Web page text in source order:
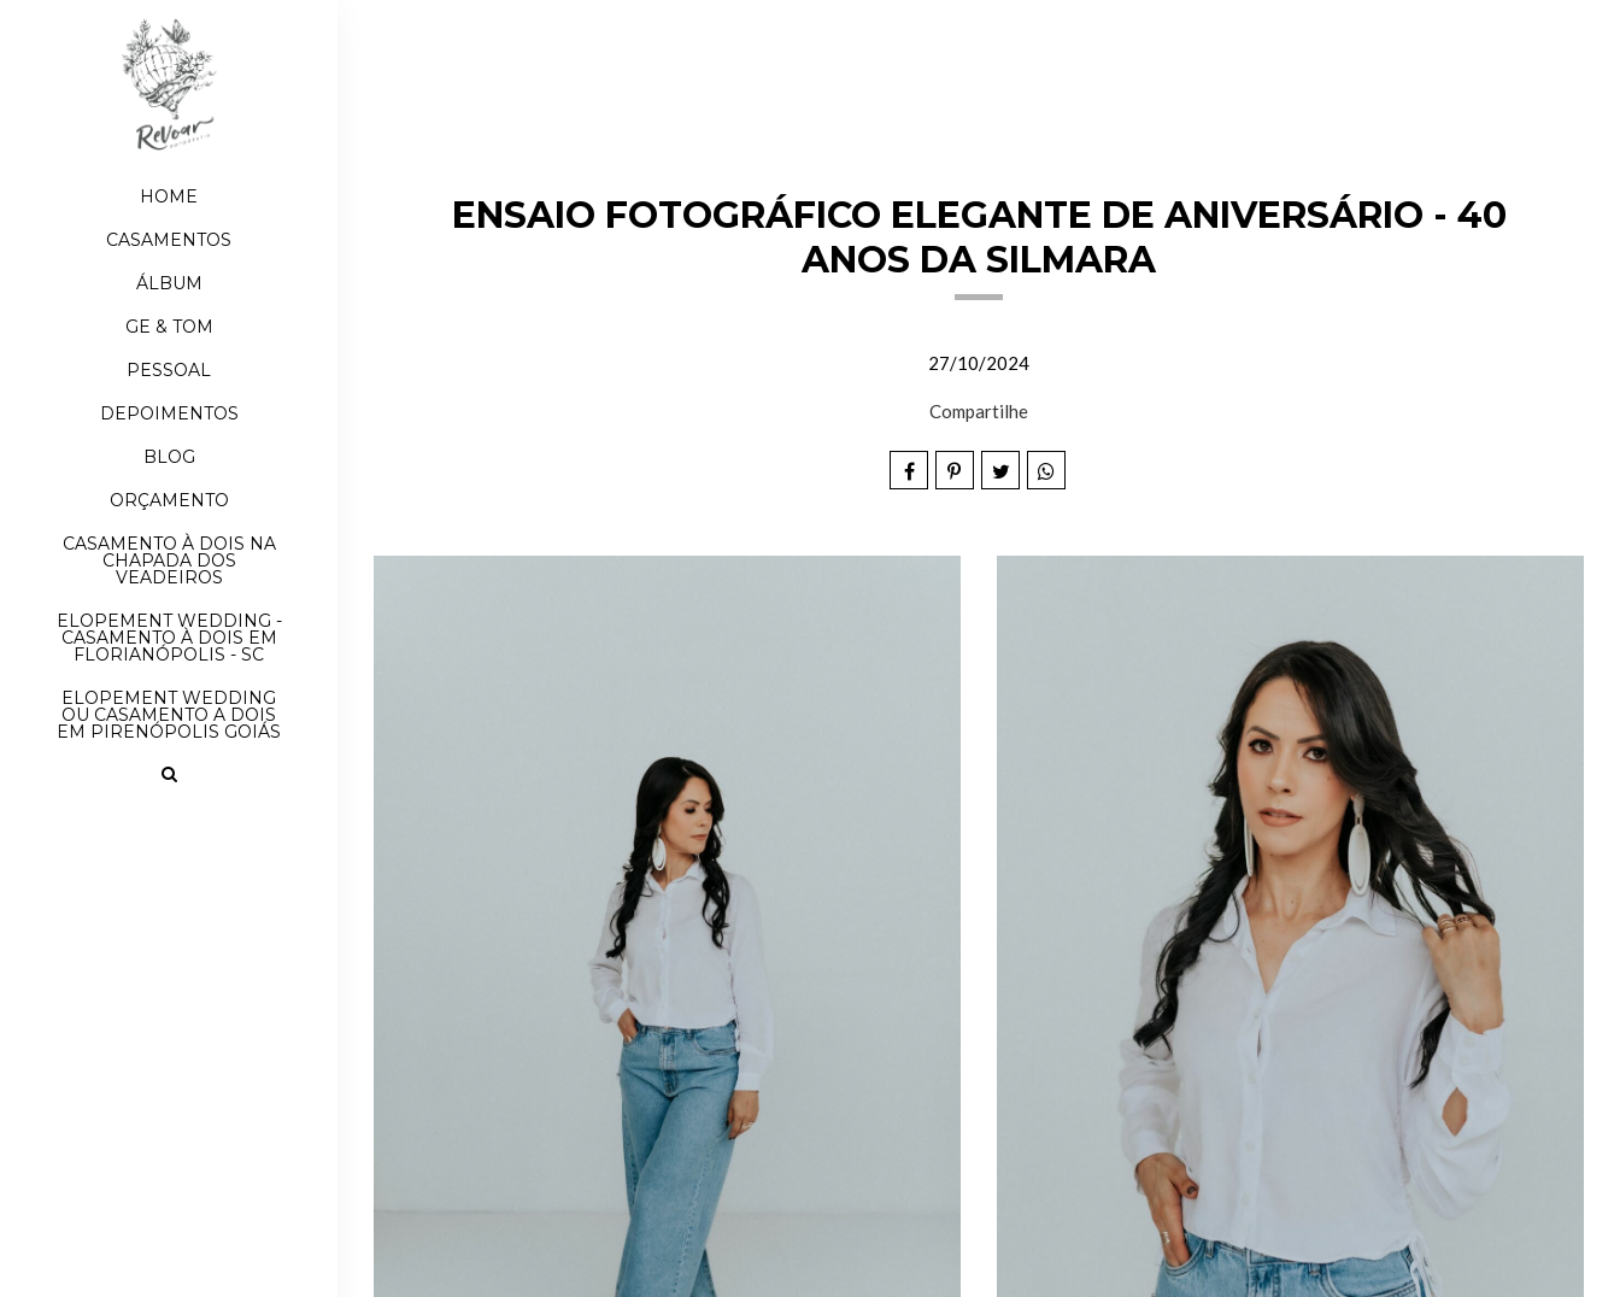
HOME
CASAMENTOS
ÁLBUM
GE & TOM
PESSOAL
DEPOIMENTOS
BLOG
ORÇAMENTO
CASAMENTO À DOIS NA
CHAPADA DOS
VEADEIROS
ELOPEMENT WEDDING -
CASAMENTO À DOIS EM
FLORIANÓPOLIS - SC
ELOPEMENT WEDDING
OU CASAMENTO A DOIS
EM PIRENÓPOLIS GOIÁS
ENSAIO FOTOGRÁFICO ELEGANTE DE ANIVERSÁRIO - 40
ANOS DA SILMARA
27/10/2024
Compartilhe